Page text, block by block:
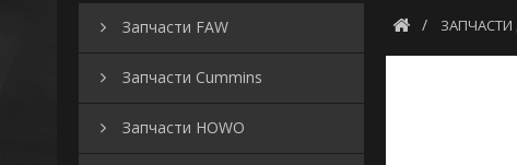
Запчасти FAW
Запчасти Cummins
Запчасти HOWO